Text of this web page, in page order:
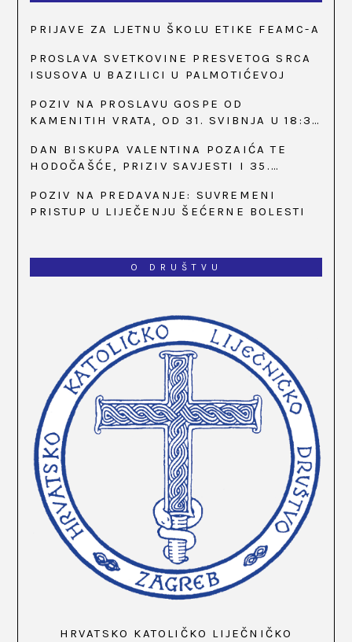
PRIJAVE ZA LJETNU ŠKOLU ETIKE FEAMC-A
PROSLAVA SVETKOVINE PRESVETOG SRCA
ISUSOVA U BAZILICI U PALMOTIĆEVOJ
POZIV NA PROSLAVU GOSPE OD
KAMENITIH VRATA, OD 31. SVIBNJA U 18:30
DAN BISKUPA VALENTINA POZAIĆA TE
HODOČAŠĆE, PRIZIV SAVJESTI I 35.
BISTRICI, OD 15. DO 17. SVIBNJA
POZIV NA PREDAVANJE: SUVREMENI
PRISTUP U LIJEČENJU ŠEĆERNE BOLESTI
O DRUŠTVU
HRVATSKO KATOLIČKO LIJEČNIČKO